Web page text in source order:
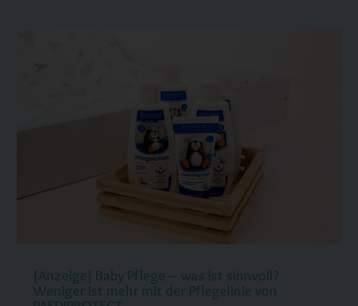
[Anzeige] Baby Pflege – was ist sinnvoll?
Weniger ist mehr mit der Pflegelinie von